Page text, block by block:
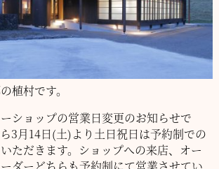
植村です。
ショップの営業日変更のお知らせで
3月14日(土)より土日祝日は予約制での
ただきます。 ショップへの来店、オー